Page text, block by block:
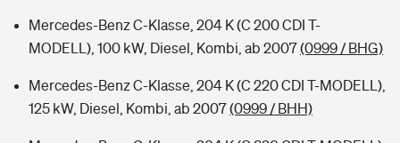
Mercedes-Benz C-Klasse, 204 K (C 200 CDI T-
MODELL), 100 kW, Diesel, Kombi, ab 2007(0999 / BHG)
Mercedes-Benz C-Klasse, 204 K (C 220 CDI T-MODELL),
125 kW, Diesel, Kombi, ab 2007(0999 / BHH)